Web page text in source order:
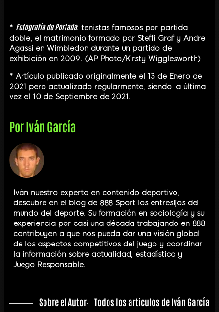
* Fotografía de Portada: tenistas famosos por partida
doble, el matrimonio formado por Steffi Graf y Andre
Agassi en Wimbledon durante un partido de
exhibición en 2009. (AP Photo/Kirsty Wigglesworth)
* Artículo publicado originalmente el 13 de Enero de
2021 pero actualizado regularmente, siendo la última
vez el 10 de Septiembre de 2021.
PorIván García
Iván nuestro experto en contenido deportivo,
descubre en el blog de 888 Sport los entresijos del
mundo del deporte. Su formación en sociología y su
experiencia por casi una década trabajando en 888
contribuyen a que nos pueda dar una visión global
de los aspectos competitivos del juego y coordinar
la información sobre actualidad, estadística y
Juego Responsable.
Sobre el Autor Todos los articulos de Iván García